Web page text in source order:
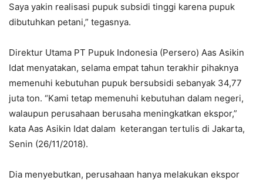
Saya yakin realisasi pupuk subsidi tinggi karena pupuk
dibutuhkan petani,” tegasnya.
Direktur Utama PT Pupuk Indonesia (Persero) Aas Asikin
Idat menyatakan, selama empat tahun terakhir pihaknya
memenuhi kebutuhan pupuk bersubsidi sebanyak 34,77
juta ton. “Kami tetap memenuhi kebutuhan dalam negeri,
walaupun perusahaan berusaha meningkatkan ekspor,”
kata Aas Asikin Idat dalam keterangan tertulis di Jakarta,
Senin (26/11/2018).
Dia menyebutkan, perusahaan hanya melakukan ekspor